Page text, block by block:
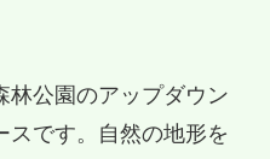
林公園のアップダウン
スです。自然の地形を